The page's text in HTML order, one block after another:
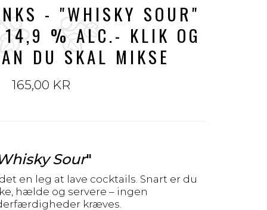
- "WHISKY SOUR"
% ALC.- KLIK OG
DU SKAL MIKSE
165,00 KR
Sour"
en leg at lave cocktails. Snart er du
hælde og servere – ingen
kræves.